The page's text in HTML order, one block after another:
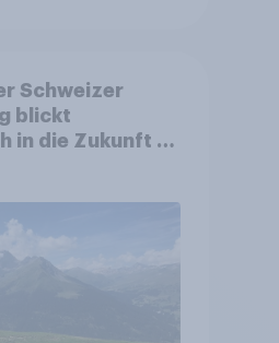
Schweizer
blickt
in die Zukunft –